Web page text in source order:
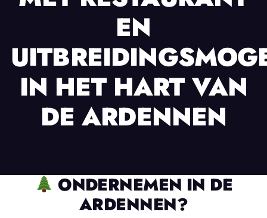
EN
IN HET HART VAN
DE ARDENNEN
ONDERNEMEN IN DE
ARDENNEN?